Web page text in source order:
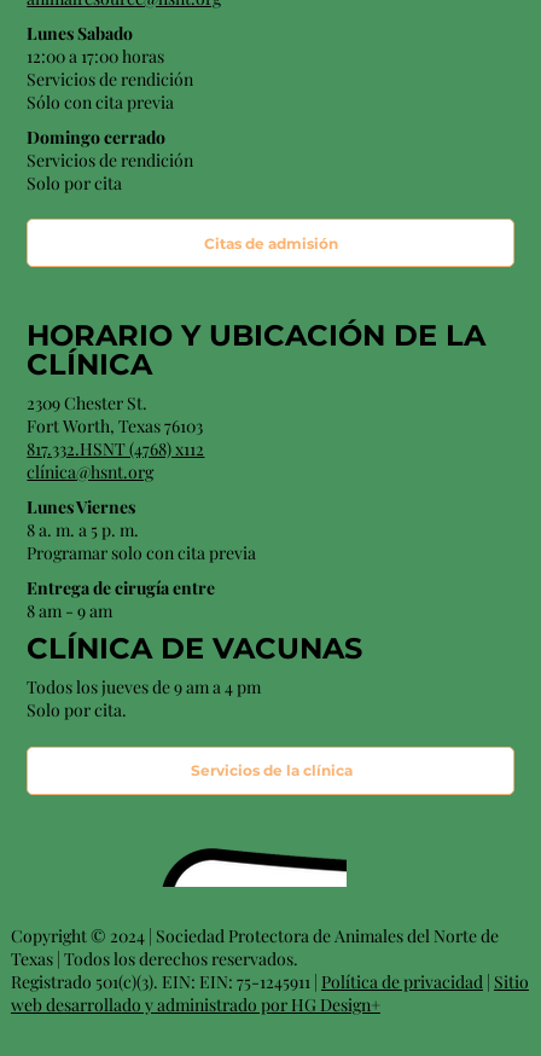
Lunes Sabado
12:00 a 17:00 horas
Servicios de rendición
Sólo con cita previa
Domingo cerrado
Servicios de rendición
Solo por cita
Citas de admisión
HORARIO Y UBICACIÓN DE LA
CLÍNICA
2309 Chester St.
Fort Worth, Texas 76103
817.332.HSNT (4768) x112
clínica@hsnt.org
Lunes Viernes
8 a. m. a 5 p. m.
Programar solo con cita previa
Entrega de cirugía entre
8 am - 9 am
CLÍNICA DE VACUNAS
Todos los jueves de 9 am a 4 pm
Solo por cita.
Servicios de la clínica
Copyright © 2024 | Sociedad Protectora de Animales del Norte de
Texas | Todos los derechos reservados.
Registrado 501(c)(3). EIN: EIN: 75-1245911 | Política de privacidad| Sitio
web desarrollado y administrado por HG Design+